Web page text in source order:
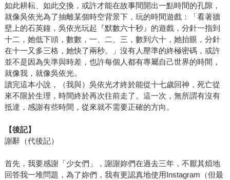
如此耕耘、如此交換，或許才能在故事間開出一點時間的孔隙，
就像吳依光為了抽離某個時空背景下，玩的時間遊戲：「看著牆
壁上的石英鐘，吳依光玩起『默數六十秒』的遊戲，分針一指到
十二，她低下頭，數數，一、二、三，數到六十，她抬眼，分針
在十一又多三格，她快了兩秒。」沒有人壓準的終極密碼，或許
並不是因為失準與時差，也許每個人都有專屬自己世界的時間，
就像我，就像吳依光。
讀完這本小說，（我與）吳依光才終於能從十七歲回神，死亡從
來不限於生理，時間終於再次往前走了。這一次，無所謂有沒有
抵達，感謝有些時間，從來就不需要正確的方向。
【後記】
謝辭（代後記）
首先，我要感謝「少女們」，謝謝妳們在過去三年，不厭其煩地
回答我一堆問題，為了妳們，我有更認真地使用Instagram（但最